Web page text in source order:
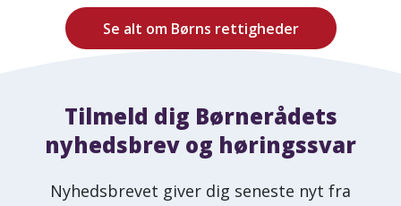
Se alt om Børns rettigheder
Tilmeld dig Børnerådets
nyhedsbrev og høringssvar
Nyhedsbrevet giver dig seneste nyt fra